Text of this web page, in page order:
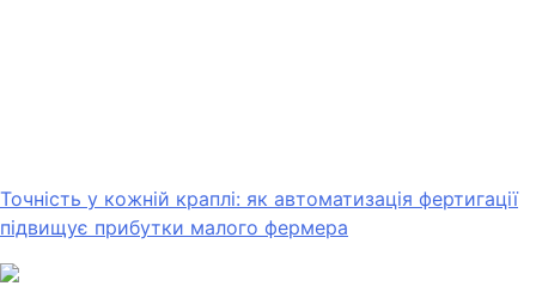
Точність у кожній краплі: як автоматизація фертигації
підвищує прибутки малого фермера